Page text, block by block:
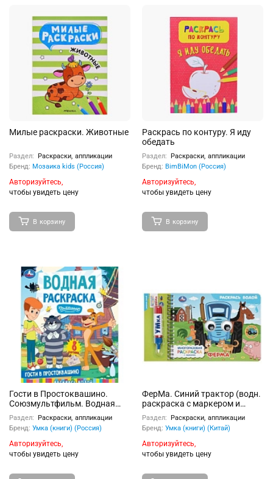
Милые раскраски. Животные
Раздел:
Раскраски, аппликации
Бренд: Мозаика kids (Россия)
Авторизуйтесь,
чтобы увидеть цену
В корзину
Раскрась по контуру. Я иду
обедать
Раздел:
Раскраски, аппликации
Бренд: BimBiMon (Россия)
Авторизуйтесь,
чтобы увидеть цену
В корзину
Гости в Простоквашино.
Союзмультфильм. Водная
раскраска. 200х250 мм. 8 стр
Раздел:
Раскраски, аппликации
Бренд: Умка (книги) (Россия)
Авторизуйтесь,
чтобы увидеть цену
ФерМа. Синий трактор (водн.
раскраска с маркером и
глазками) 200х150 8стр
Раздел:
Раскраски, аппликации
Бренд: Умка (книги) (Китай)
Авторизуйтесь,
чтобы увидеть цену